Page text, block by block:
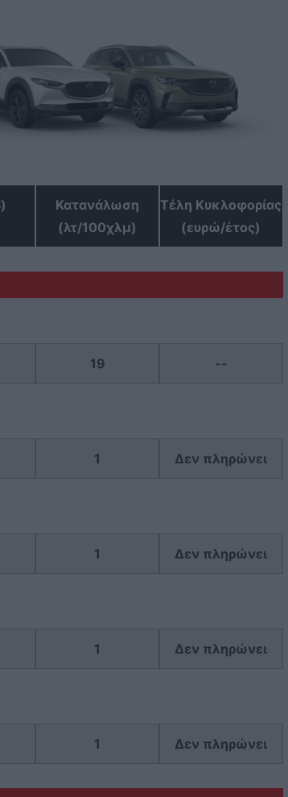
Κατανάλωση
(λτ/100χλμ)
Τέλη Κυκλοφορίας
(ευρώ/έτος)
19 --
1 Δεν πληρώνει
1 Δεν πληρώνει
1 Δεν πληρώνει
1 Δεν πληρώνει